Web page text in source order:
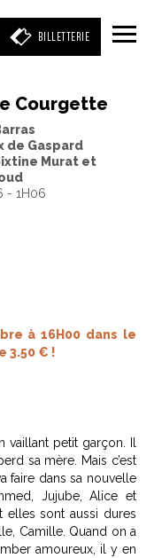
BILLETTERIE
Courgette
de Gaspard
Murat et
- 1H06
à 16H00 dans le
3.50 € !
vaillant petit garçon. Il
sa mère. Mais c’est
faire dans sa nouvelle
Jujube, Alice et
elles sont aussi dures
Camille. Quand on a
amoureux, il y en